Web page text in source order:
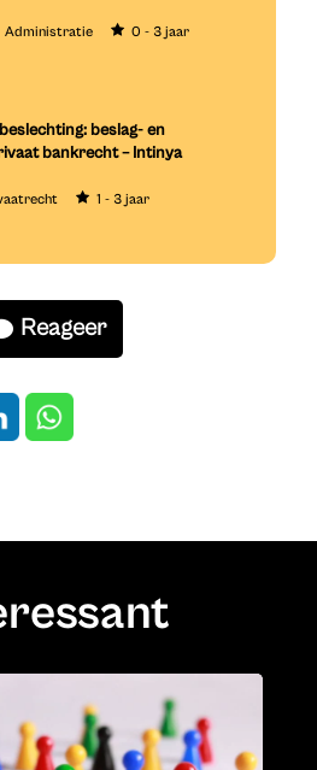
Administratie
0 - 3 jaar
beslag- en
bankrecht – Intinya
1 - 3 jaar
Reageer